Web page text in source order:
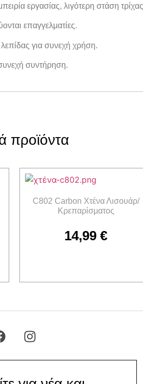
εργασίας, λιγότερη στάση
επαγγελματίες.
για συνεχή χρήση.
συντήρηση.
προϊόντα
C802 Carbon Χτένα Λισουάρ/
Κρεπαρίσματος
14,99 €